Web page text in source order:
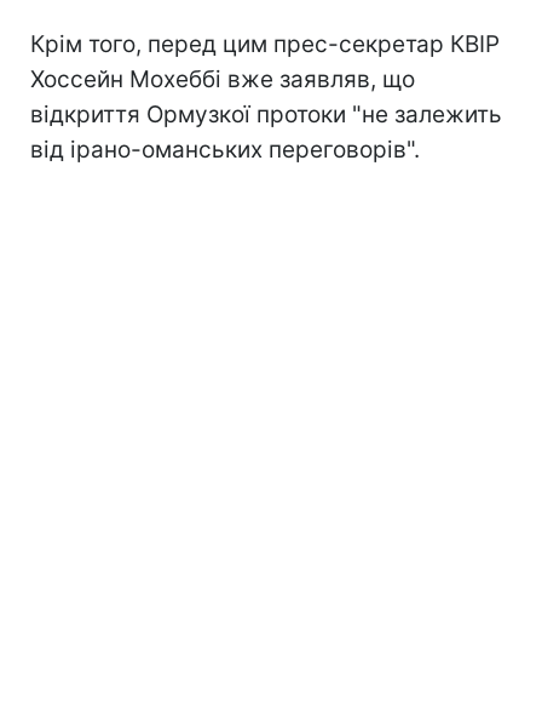
Крім того, перед цим прес-секретар КВІР
Хоссейн Мохеббі вже заявляв, що
відкриття Ормузкої протоки "не залежить
від ірано-оманських переговорів".